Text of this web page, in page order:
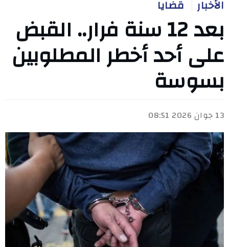
الأخبار قضايا
بعد 12 سنة فرار.. القبض
على أحد أخطر المطلوبين
بسوسة
13 جوان 2026 08:51